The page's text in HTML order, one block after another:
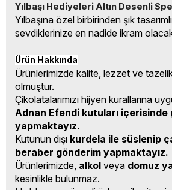
Yılbaşı Hediyeleri Altın Desenli
Yılbaşına özel birbirinden şık
sevdiklerinize en nadide ikram
Ürün Hakkında
Ürünlerimizde kalite, lezzet ve
olmuştur.
Çikolatalarımızı hijyen kurallarına
Adnan Efendi kutuları içerisinde
yapmaktayız.
Kutunun dışı kurdela ile süslenip
beraber gönderim yapmaktayız.
Ürünlerimizde, alkol veya domuz
kesinlikle bulunmaz.